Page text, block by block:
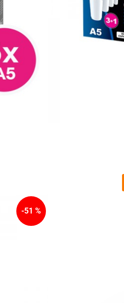
-51 %